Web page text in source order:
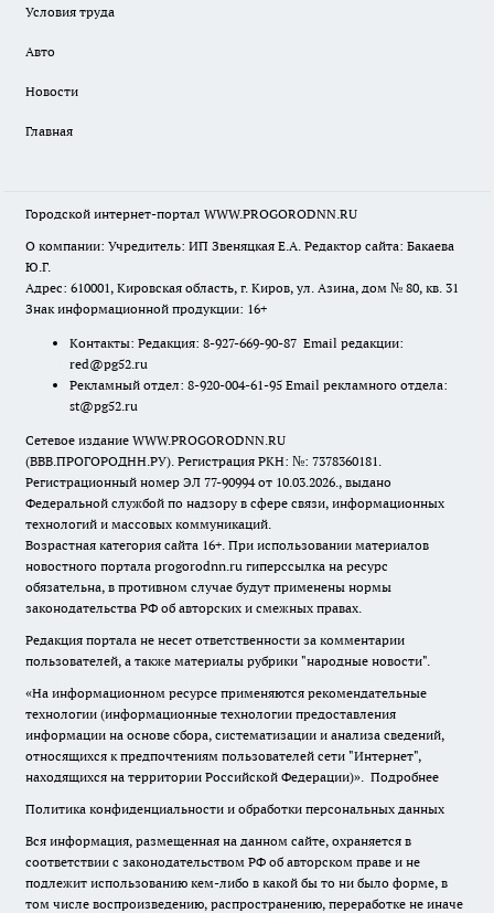
Условия труда
Авто
Новости
Главная
Городской интернет-портал WWW.PROGORODNN.RU
О компании: Учредитель: ИП Звеняцкая Е.А. Редактор сайта: Бакаева
Ю.Г.
Адрес: 610001, Кировская область, г. Киров, ул. Азина, дом № 80, кв. 31
Знак информационной продукции: 16+
Контакты: Редакция: 8-927-669-90-87 Email редакции:
red@pg52.ru
Рекламный отдел: 8-920-004-61-95 Email рекламного отдела:
st@pg52.ru
Сетевое издание WWW.PROGORODNN.RU
(ВВВ.ПРОГОРОДНН.РУ). Регистрация РКН: №: 7378360181.
Регистрационный номер ЭЛ 77-90994 от 10.03.2026., выдано
Федеральной службой по надзору в сфере связи, информационных
технологий и массовых коммуникаций.
Возрастная категория сайта 16+. При использовании материалов
новостного портала progorodnn.ru гиперссылка на ресурс
обязательна, в противном случае будут применены нормы
законодательства РФ об авторских и смежных правах.
Редакция портала не несет ответственности за комментарии
пользователей, а также материалы рубрики "народные новости".
«На информационном ресурсе применяются рекомендательные
технологии (информационные технологии предоставления
информации на основе сбора, систематизации и анализа сведений,
относящихся к предпочтениям пользователей сети "Интернет",
находящихся на территории Российской Федерации)». Подробнее
Политика конфиденциальности и обработки персональных данных
Вся информация, размещенная на данном сайте, охраняется в
соответствии с законодательством РФ об авторском праве и не
подлежит использованию кем-либо в какой бы то ни было форме, в
том числе воспроизведению, распространению, переработке не иначе